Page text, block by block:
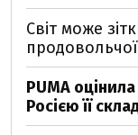
Світ може
продовольчої
PUMA
Росією її